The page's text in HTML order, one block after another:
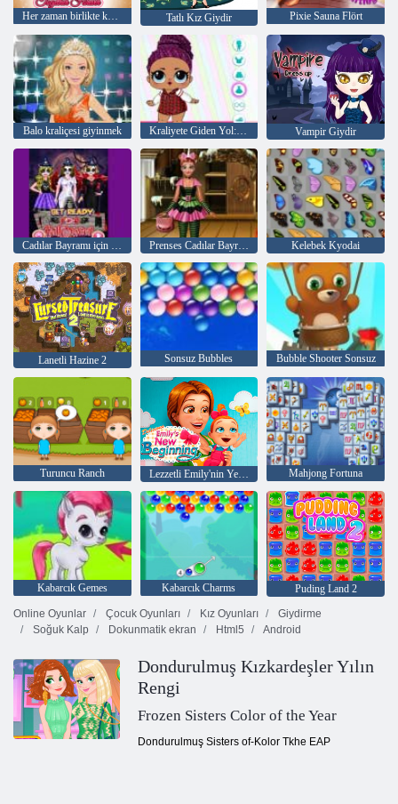
Her zaman birlikte kardeşler Tatlı Kız Giydir Pixie Sauna Flört
Balo kraliçesi giyinmek Kraliyete Giden Yol: Oyuncak Bebeklerin Savaşı Vampir Giydir
Cadılar Bayramı için Hazır Olun Prenses Cadılar Bayramı Partisi Kelebek Kyodai
Lanetli Hazine 2 Sonsuz Bubbles Bubble Shooter Sonsuz
Turuncu Ranch Lezzetli Emily'nin Yeni Bir Başlangıç Mahjong Fortuna
Kabarcık Gemes Kabarcık Charms
Puding Land 2
Online Oyunlar
Çocuk Oyunları Kız Oyunları
Giydirme
Soğuk Kalp
Dokunmatik ekran Html5 Android
Dondurulmuş Kızkardeşler Yılın
Rengi
Frozen Sisters Color of the Year
Dondurulmuş Sisters of-Kolor Tkhe EAP